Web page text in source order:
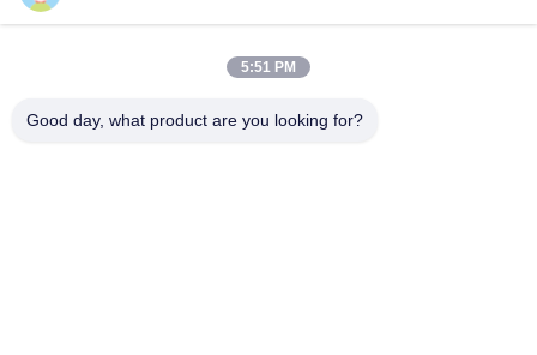
6013 6014 Una CC 110V 230V 50Hz 8W 11W 15W della bobina
24V dell'elettrovalvola a solenoide di C
EVI 7/9 12V 24V 110V 220V 4.8W 6.5W 5.5VA 6VA della bobina
5:51 PM
Good day, what product are you looking for?